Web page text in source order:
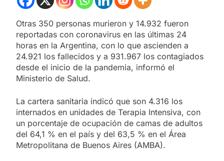
Otras 350 personas murieron y 14.932 fueron
reportadas con coronavirus en las últimas 24
horas en la Argentina, con lo que ascienden a
24.921 los fallecidos y a 931.967 los contagiados
desde el inicio de la pandemia, informó el
Ministerio de Salud.
La cartera sanitaria indicó que son 4.316 los
internados en unidades de Terapia Intensiva, con
un porcentaje de ocupación de camas de adultos
del 64,1 % en el país y del 63,5 % en el Área
Metropolitana de Buenos Aires (AMBA).